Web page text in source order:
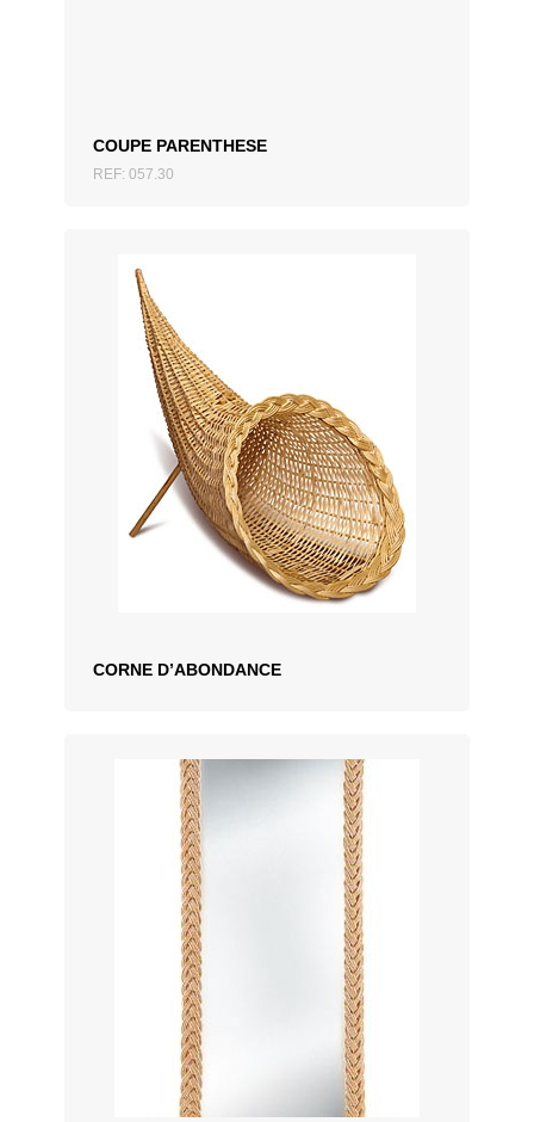
COUPE PARENTHESE
REF: 057.30
CORNE D’ABONDANCE